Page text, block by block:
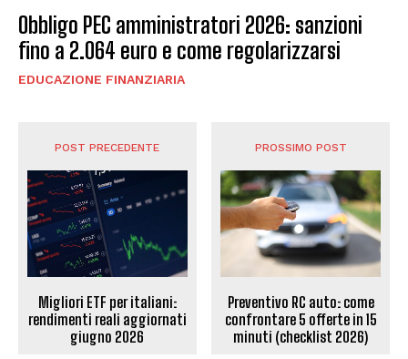
Obbligo PEC amministratori 2026: sanzioni
fino a 2.064 euro e come regolarizzarsi
EDUCAZIONE FINANZIARIA
POST PRECEDENTE
Migliori ETF per italiani:
rendimenti reali aggiornati
giugno 2026
PROSSIMO POST
Preventivo RC auto: come
confrontare 5 offerte in 15
minuti (checklist 2026)